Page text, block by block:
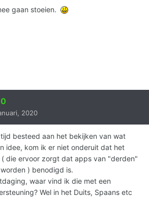
gaan stoeien.
2020
besteed aan het bekijken van wat
idee, kom ik er niet onderuit dat het
( die ervoor zorgt dat apps van "derden"
) benodigd is.
waar vind ik die met een
Wel in het Duits, Spaans etc